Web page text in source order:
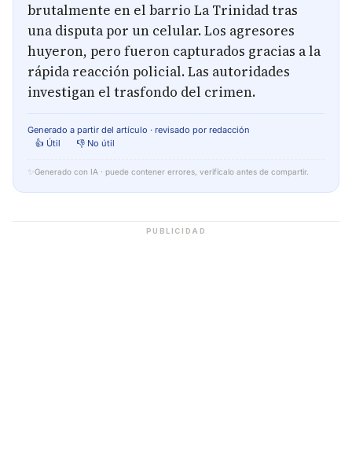
brutalmente en el barrio La Trinidad tras
una disputa por un celular. Los agresores
huyeron, pero fueron capturados gracias a la
rápida reacción policial. Las autoridades
investigan el trasfondo del crimen.
Generado a partir del artículo · revisado por redacción
👍 Útil
👎 No útil
✨ Generado con IA · puede contener errores, verifícalo antes de compartir.
PUBLICIDAD